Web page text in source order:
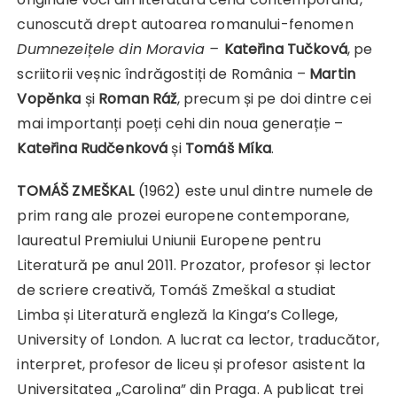
cunoscută drept autoarea romanului-fenomen
Dumnezeițele din Moravia – Kateřina Tučková, pe
scriitorii veșnic îndrăgostiți de România – Martin
Vopěnka și Roman Ráž, precum și pe doi dintre cei
mai importanți poeți cehi din noua generație –
Kateřina Rudčenková și Tomáš Míka.
TOMÁŠ ZMEŠKAL(1962) este unul dintre numele de
prim rang ale prozei europene contemporane,
laureatul Premiului Uniunii Europene pentru
Literatură pe anul 2011. Prozator, profesor și lector
de scriere creativă, Tomáš Zmeškal a studiat
Limba și Literatură engleză la Kinga’s College,
University of London. A lucrat ca lector, traducător,
interpret, profesor de liceu și profesor asistent la
Universitatea „Carolina” din Praga. A publicat trei